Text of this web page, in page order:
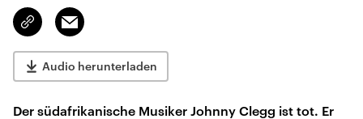
Link
kopieren/teilen
Email
Audio herunterladen
Der südafrikanische Musiker Johnny Clegg ist tot. Er